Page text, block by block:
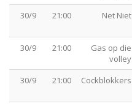
30/9 21:00 Net Niet
30/9 21:00
Gas op die
volley
30/9 21:00 Cockblokkers